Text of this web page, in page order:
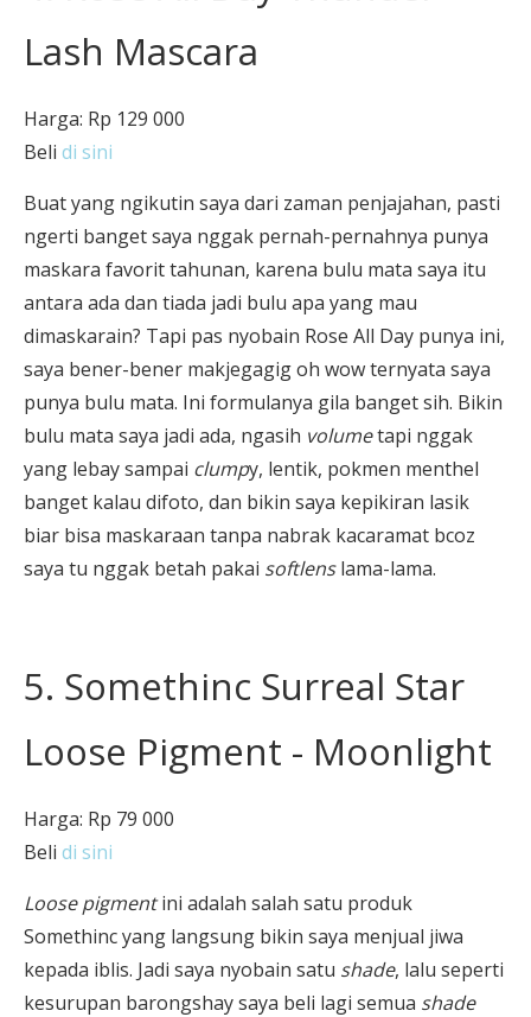
Lash Mascara
Harga: Rp 129 000
Beli di sini
Buat yang ngikutin saya dari zaman penjajahan, pasti
ngerti banget saya nggak pernah-pernahnya punya
maskara favorit tahunan, karena bulu mata saya itu
antara ada dan tiada jadi bulu apa yang mau
dimaskarain? Tapi pas nyobain Rose All Day punya ini,
saya bener-bener makjegagig oh wow ternyata saya
punya bulu mata. Ini formulanya gila banget sih. Bikin
bulu mata saya jadi ada, ngasih volumetapi nggak
yang lebay sampai clumpy, lentik, pokmen menthel
banget kalau difoto, dan bikin saya kepikiran lasik
biar bisa maskaraan tanpa nabrak kacaramat bcoz
saya tu nggak betah pakai softlenslama-lama.
5. Somethinc Surreal Star
Loose Pigment - Moonlight
Harga: Rp 79 000
Beli di sini
Loose pigmentini adalah salah satu produk
Somethinc yang langsung bikin saya menjual jiwa
kepada iblis. Jadi saya nyobain satu shade, lalu seperti
kesurupan barongshay saya beli lagi semua shade